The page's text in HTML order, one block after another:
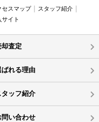
セスマップ
スタッフ紹介
イト
却査定
ばれる理由
タッフ紹介
問い合わせ